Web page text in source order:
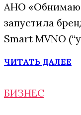
АНО «Обнимаю
запустила
Smart MVNO
ЧИТАТЬ ДАЛЕЕ
БИЗНЕС